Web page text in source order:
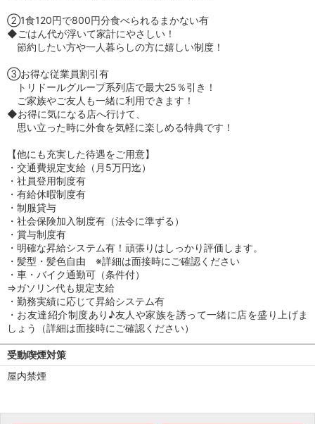
②1食120円で800円分食べられるまかない有
◆ごはん代が浮いて家計にやさしい！
節約したい方や一人暮らしの方に嬉しい制度！
③お得な従業員割引有
トリドールグループ系列店で最大25％引き！
ご家族やご友人も一緒に利用できます！
◆お得に気になる店へ行けて、
思い立った時に外食を気軽に楽しめる特典です！
【他にも充実した待遇をご用意】
・交通費規定支給（月5万円迄）
・社員登用制度有
・有給休暇制度有
・制服貸与
・社会保険加入制度有（法令に準ずる）
・賞与制度有
・明確な昇給システム有！頑張りはしっかり評価します。
・髪型・髪色自由 ※詳細は面接時にご確認ください
・車・バイク通勤可（条件付）
⇒ガソリン代も規定支給
・勤務実績に応じて昇給システム有
・お友達紹介制度あり♪友人や家族を誘って一緒に店を盛り上げま
しょう（詳細は面接時にご確認ください）
受動喫煙対策
屋内禁煙